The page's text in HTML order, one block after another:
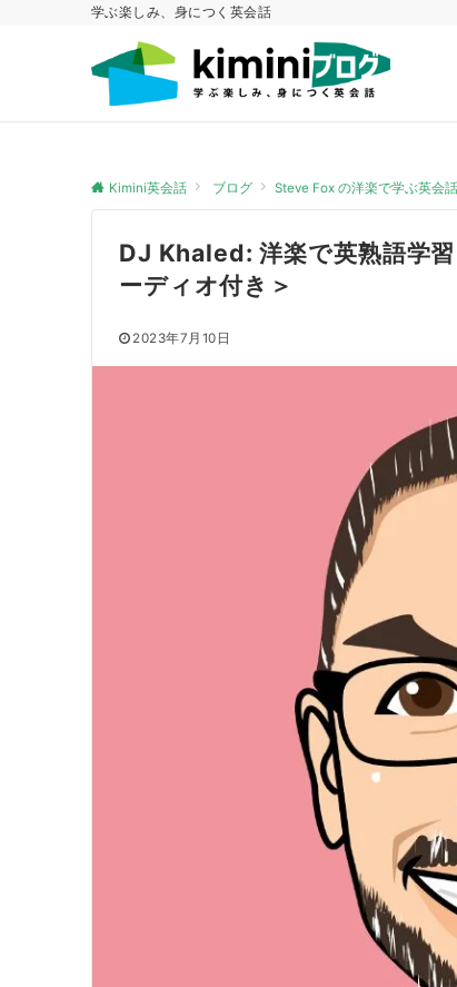
学ぶ楽しみ、身につく英会話
Kimini英会話 ブログ Steve Fox の洋楽で学ぶ英会
DJ Khaled: 洋楽で英熟語学
ーディオ付き＞
2023年7月10日